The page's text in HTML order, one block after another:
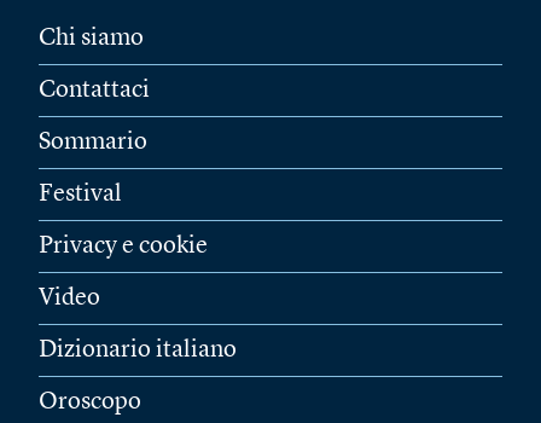
Chi siamo
Contattaci
Sommario
Festival
Privacy e cookie
Video
Dizionario italiano
Oroscopo